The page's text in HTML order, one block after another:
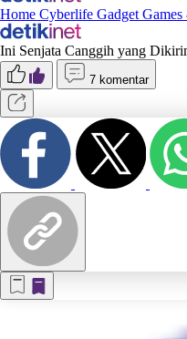
Home Cyberlife Gadget
Ini Senjata Canggih yang
7 komentar